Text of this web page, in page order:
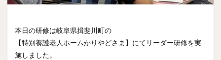
本日の研修は岐阜県揖斐川町の
【特別養護老人ホームかりやどさま】にてリーダー研修を実
施しました。